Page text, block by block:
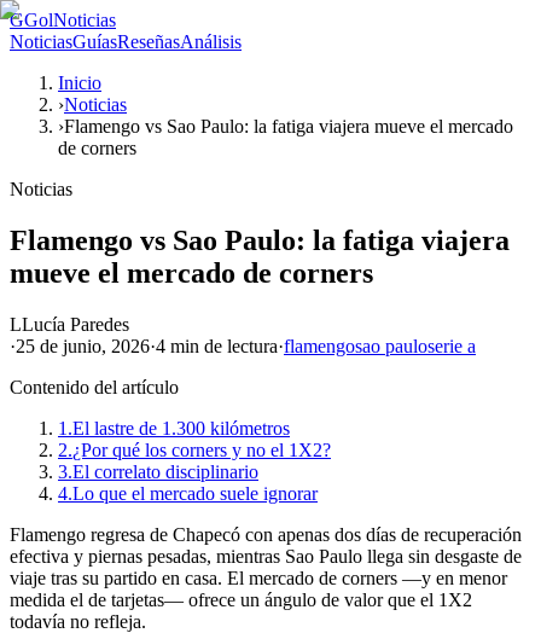
GGolNoticias
NoticiasGuíasReseñasAnálisis
Inicio
›Noticias
›Flamengo vs Sao Paulo: la fatiga viajera mueve el mercado
de corners
Noticias
Flamengo vs Sao Paulo: la fatiga viajera
mueve el mercado de corners
LLucía Paredes
·25 de junio, 2026·4 min de lectura·flamengosao pauloserie a
Contenido del artículo
1.El lastre de 1.300 kilómetros
2.¿Por qué los corners y no el 1X2?
3.El correlato disciplinario
4.Lo que el mercado suele ignorar
Flamengo regresa de Chapecó con apenas dos días de recuperación
efectiva y piernas pesadas, mientras Sao Paulo llega sin desgaste de
viaje tras su partido en casa. El mercado de corners —y en menor
medida el de tarjetas— ofrece un ángulo de valor que el 1X2
todavía no refleja.